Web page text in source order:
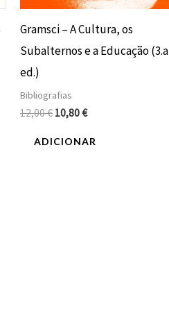
Gramsci – A Cultura, os
Subalternos e a Educação (3.a
ed.)
Bibliografias
12,00€ 10,80€
ADICIONAR